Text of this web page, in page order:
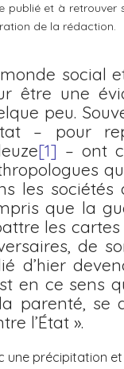
publié et à retrouver
de la rédaction.
social
être une
peu.
– pour
[1] – ont
les sociétés
que la
les
de
d’hier
en ce sens
parenté, se
l’État ».
une précipitation